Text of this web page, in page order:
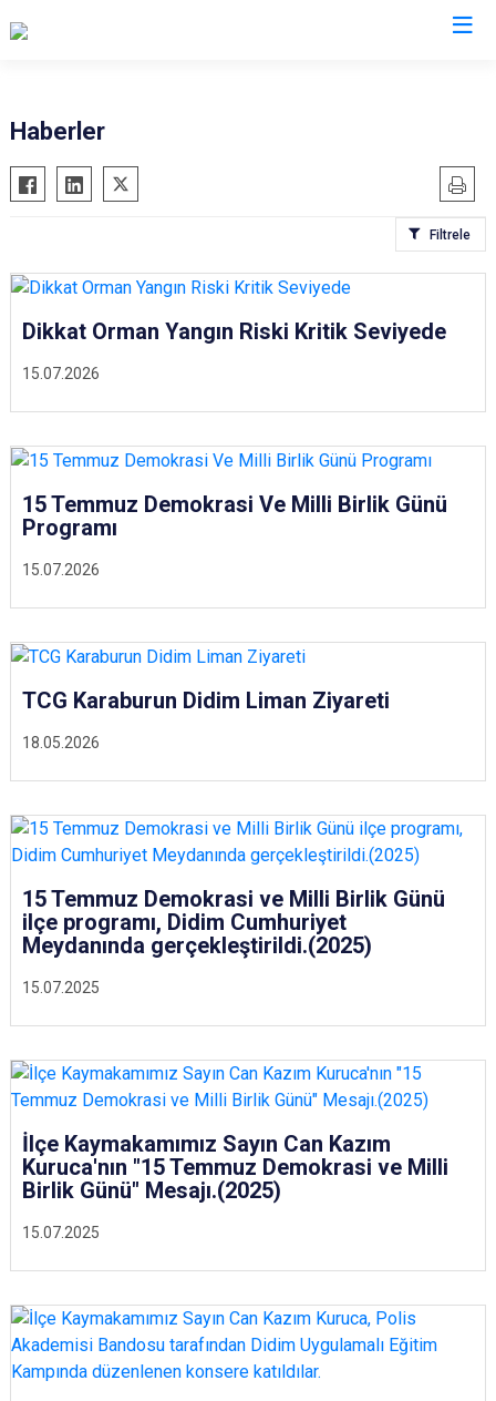
Bozdoğan
Buharkent
Didim
İncirliova
Karacasu
Karpuzlu
Koçarlı
Nazilli
Sultanhisar
Efeler
Haberler
Filtrele
15.07.2026
Dikkat Orman Yangın Riski Kritik Seviyede
15.07.2026
15 Temmuz Demokrasi Ve Milli Birlik Günü
Programı
18.05.2026
TCG Karaburun Didim Liman Ziyareti
15.07.2025
15 Temmuz Demokrasi ve Milli Birlik Günü
ilçe programı, Didim Cumhuriyet
Meydanında gerçekleştirildi.(2025)
15.07.2025
İlçe Kaymakamımız Sayın Can Kazım
Kuruca'nın "15 Temmuz Demokrasi ve Milli
Birlik Günü" Mesajı.(2025)